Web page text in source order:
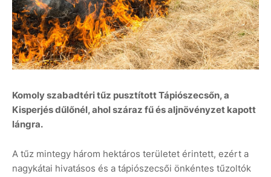
Komoly szabadtéri tűz pusztított Tápiószecsőn, a
Kisperjés dűlőnél, ahol száraz fű és aljnövényzet kapott
lángra.
A tűz mintegy három hektáros területet érintett, ezért a
nagykátai hivatásos és a tápiószecsői önkéntes tűzoltók